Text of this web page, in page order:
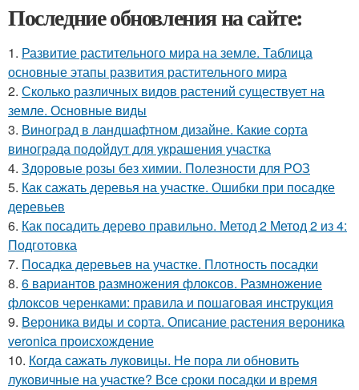
Последние обновления на сайте:
1. Развитие растительного мира на земле. Таблица
основные этапы развития растительного мира
2. Сколько различных видов растений существует на
земле. Основные виды
3. Виноград в ландшафтном дизайне. Какие сорта
винограда подойдут для украшения участка
4. Здоровые розы без химии. Полезности для РОЗ
5. Как сажать деревья на участке. Ошибки при посадке
деревьев
6. Как посадить дерево правильно. Метод 2 Метод 2 из 4:
Подготовка
7. Посадка деревьев на участке. Плотность посадки
8. 6 вариантов размножения флоксов. Размножение
флоксов черенками: правила и пошаговая инструкция
9. Вероника виды и сорта. Описание растения вероника
veronica происхождение
10. Когда сажать луковицы. Не пора ли обновить
луковичные на участке? Все сроки посадки и время